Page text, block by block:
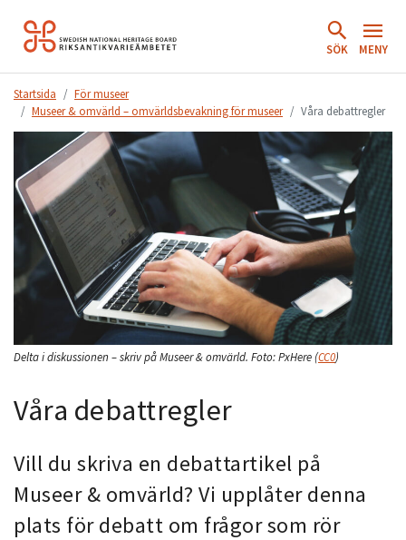
Hoppa
till
SÖK MENY
Startsida
För museer
Museer & omvärld – omvärldsbevakning för museer
Våra debattregler
Delta i diskussionen – skriv på Museer & omvärld. Foto:PxHere(CC0)
Våra debattregler
Vill du skriva en debattartikel på
Museer & omvärld? Vi upplåter denna
plats för debatt om frågor som rör